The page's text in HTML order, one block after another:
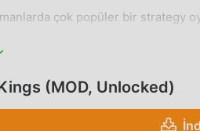
çok popüler bir strategy
moddroid size sadece Kings
oyunun kendisinin
oyunculardan herhangi bir
(MOD, Unlocked)